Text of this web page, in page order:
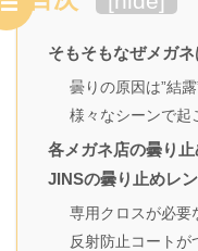
そもそもなぜメガネ
曇りの原因は”結露
様々なシーンで起
各メガネ店の曇り
JINSの曇り止めレ
専用クロスが必要
反射防止コートが